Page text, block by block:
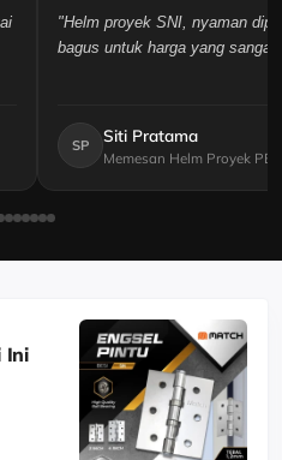
"Helm proyek SNI, nyaman
bagus untuk harga yang sangat
SP Siti Pratama
Memesan Helm Proyek PE
Ini